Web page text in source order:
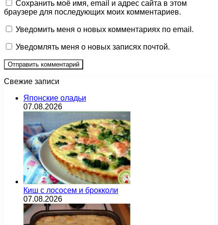
Сохранить моё имя, email и адрес сайта в этом
браузере для последующих моих комментариев.
Уведомить меня о новых комментариях по email.
Уведомлять меня о новых записях почтой.
Свежие записи
Японские оладьи
07.08.2026
Киш с лососем и брокколи
07.08.2026